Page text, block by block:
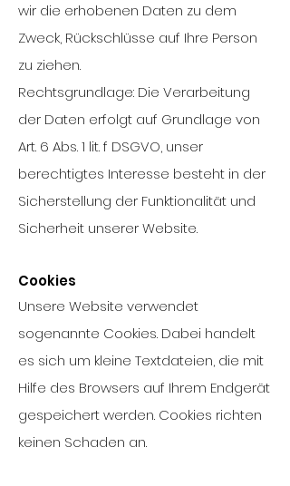
wir die erhobenen Daten zu dem
Zweck, Rückschlüsse auf Ihre Person
zu ziehen.
Rechtsgrundlage: Die Verarbeitung
der Daten erfolgt auf Grundlage von
Art. 6 Abs. 1 lit. f DSGVO, unser
berechtigtes Interesse besteht in der
Sicherstellung der Funktionalität und
Sicherheit unserer Website.
Cookies
Unsere Website verwendet
sogenannte Cookies. Dabei handelt
es sich um kleine Textdateien, die mit
Hilfe des Browsers auf Ihrem Endgerät
gespeichert werden. Cookies richten
keinen Schaden an.